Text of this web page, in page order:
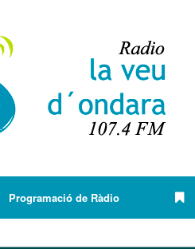
Programació de Ràdio